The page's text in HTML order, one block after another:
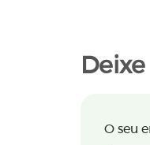
O seu